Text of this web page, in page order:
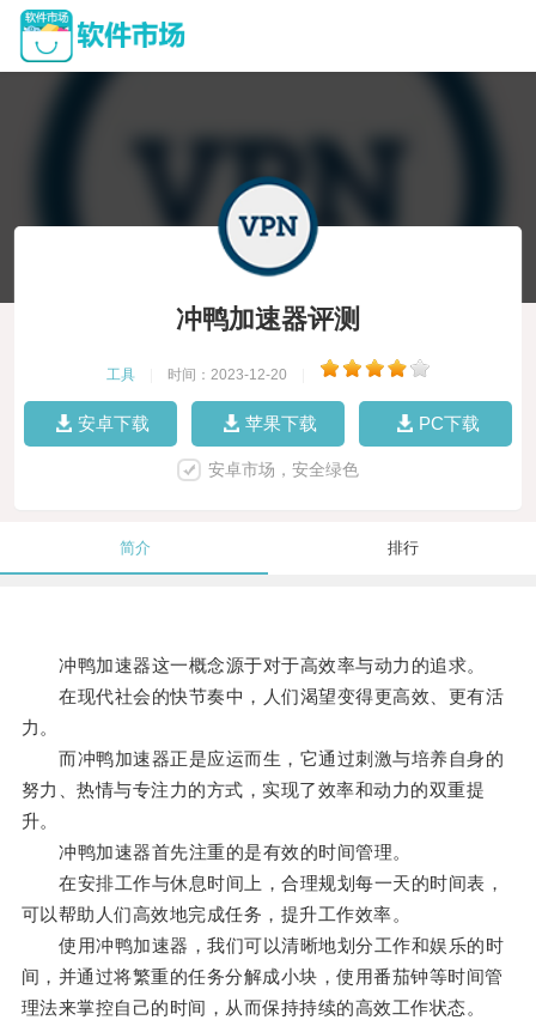
冲鸭加速器评测
工具 时间：2023-12-20
安卓下载 苹果下载 PC下载
安卓市场，安全绿色
简介 排行
冲鸭加速器这一概念源于对于高效率与动力的追求。
在现代社会的快节奏中，人们渴望变得更高效、更有活
力。
而冲鸭加速器正是应运而生，它通过刺激与培养自身的
努力、热情与专注力的方式，实现了效率和动力的双重提
升。
冲鸭加速器首先注重的是有效的时间管理。
在安排工作与休息时间上，合理规划每一天的时间表，
可以帮助人们高效地完成任务，提升工作效率。
使用冲鸭加速器，我们可以清晰地划分工作和娱乐的时
间，并通过将繁重的任务分解成小块，使用番茄钟等时间管
理法来掌控自己的时间，从而保持持续的高效工作状态。